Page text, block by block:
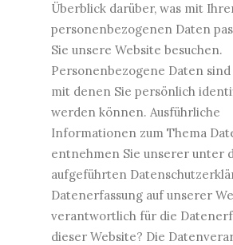
Überblick darüber, was mit
personenbezogenen Daten
Sie unsere Website besuchen.
Personenbezogene Daten
mit denen Sie persönlich
werden können. Ausführliche
Informationen zum Thema
entnehmen Sie unserer unter
aufgeführten
Datenerfassung auf unserer
verantwortlich für die
dieser Website? Die